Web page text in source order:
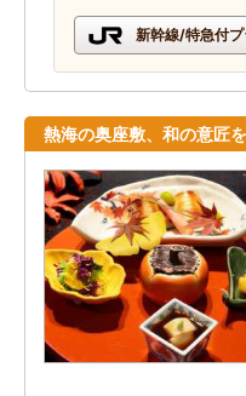
新幹線/特急付
熱海の奥座敷、和の意匠